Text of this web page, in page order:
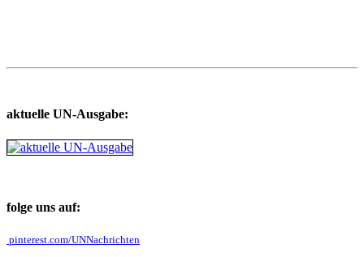
aktuelle UN-Ausgabe:
folge uns auf:
pinterest.com/UNNachrichten